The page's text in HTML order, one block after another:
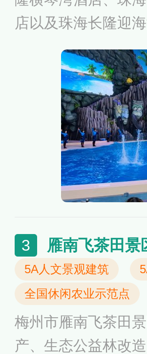
店以及珠海长隆迎
华酒店、商务会展
家级旅游度假区。
题公园，汇集珍稀
乐设施，拥有八大
洋鱼类展馆、亚克
3 雁南飞茶田景
5A人文景观建筑
全国休闲农业示范点
梅州市雁南飞茶田
产、生态公益林改